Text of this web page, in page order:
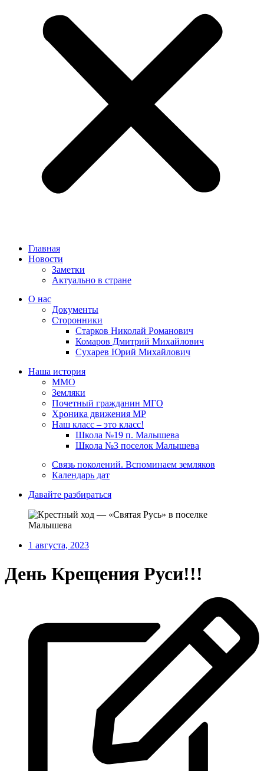
Главная
Новости
Заметки
Актуально в стране
О нас
Документы
Сторонники
Старков Николай Романович
Комаров Дмитрий Михайлович
Сухарев Юрий Михайлович
Наша история
ММО
Земляки
Почетный гражданин МГО
Хроника движения МР
Наш класс – это класс!
Школа №19 п. Малышева
Школа №3 поселок Малышева
Связь поколений. Вспоминаем земляков
Календарь дат
Давайте разбираться
1 августа, 2023
День Крещения Руси!!!